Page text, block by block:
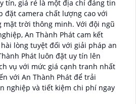
tín, giá rẻ là một địa chỉ đáng tin
đặt camera chất lượng cao với
mặt trời thông minh. Với đội ngũ
An Thành Phát cam kết
lòng tuyệt đối với giải pháp an
Phát luôn đặt uy tín lên
vụ với mức giá cạnh tranh nhất
với An Thành Phát để trải
nghiệp và tiết kiệm chi phí ngay